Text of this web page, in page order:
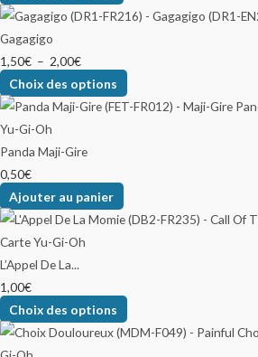
Gagagigo
1,50€ – 2,00€
Choix des options
Panda Maji-Gire
0,50€
Ajouter au panier
L’Appel De La...
1,00€
Choix des options